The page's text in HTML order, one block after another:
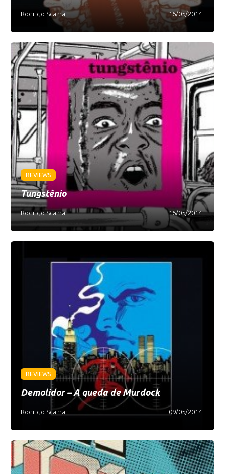
Rodrigo Scama 16/05/2014
REVIEWS
Tungstênio
Rodrigo Scama 16/05/2014
REVIEWS
Demolidor – A queda de Murdock
Rodrigo Scama 09/05/2014